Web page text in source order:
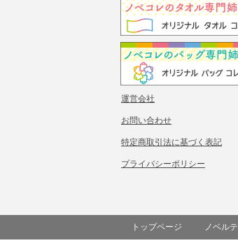
運営会社
お問い合わせ
特定商取引法に基づく表記
プライバシーポリシー
トップページ ノベル